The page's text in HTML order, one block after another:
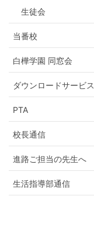
生徒会
当番校
白樺学園 同窓会
ダウンロードサービス
PTA
校長通信
進路ご担当の先生へ
生活指導部通信